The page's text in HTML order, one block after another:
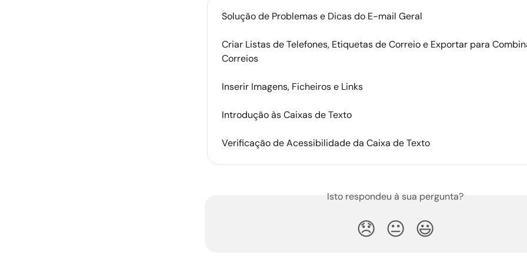
Solução de Problemas e Dicas do E-mail Geral
Criar Listas de Telefones, Etiquetas de Correio e Exportar para
Correios
Inserir Imagens, Ficheiros e Links
Introdução às Caixas de Texto
Verificação de Acessibilidade da Caixa de Texto
Isto respondeu à sua pergunta?
😞 😐 😃